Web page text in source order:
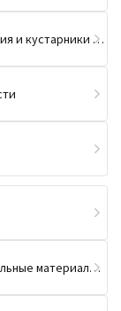
Растения и кустарники (не цветы)
Текстильные материалы и изделия